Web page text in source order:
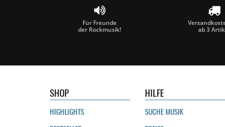
Für Freunde
der Rockmusik!
ab 3
SHOP
HIGHLIGHTS
HILFE
SUCHE MUSIK